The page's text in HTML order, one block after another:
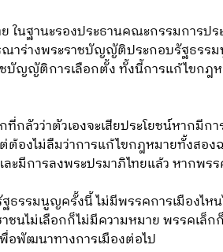
ในฐานะรองประธานคณะกรรมการป
ณาร่างพระราชบัญญัติประกอบรัฐธรร
บัญญัติการเลือกตั้ง ทั้งนี้การแก้ไขก
ที่กลัวว่าตัวเองจะเสียประโยชน์หากมี
องไม่ลืมว่าการแก้ไขกฎหมายทั้งสอ
มีการลงพระปรมาภิไทยแล้ว หากพรร
รรมนูญครั้งนี้ ไม่มีพรรคการเมืองไห
นไม่เลือกก็ไม่มีความหมาย พรรคเล็ก
อพัฒนาทางการเมืองต่อไป